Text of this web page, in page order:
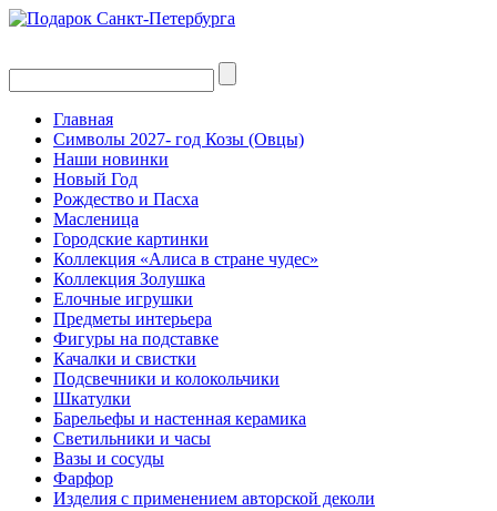
Главная
Символы 2027- год Козы (Овцы)
Наши новинки
Новый Год
Рождество и Пасха
Масленица
Городские картинки
Коллекция «Алиса в стране чудес»
Коллекция Золушка
Елочные игрушки
Предметы интерьера
Фигуры на подставке
Качалки и свистки
Подсвечники и колокольчики
Шкатулки
Барельефы и настенная керамика
Светильники и часы
Вазы и сосуды
Фарфор
Изделия с применением авторской деколи